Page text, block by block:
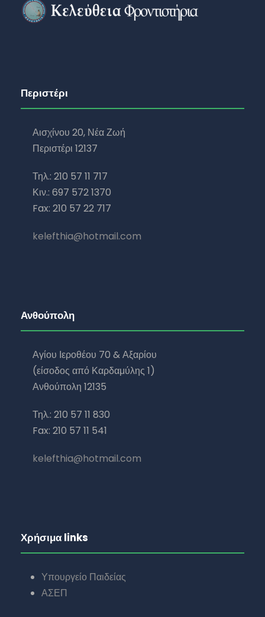
Περιστέρι
Αισχίνου 20, Νέα Ζωή
Περιστέρι 12137
Τηλ.: 210 57 11 717
Κιν.: 697 572 1370
Fax: 210 57 22 717
kelefthia@hotmail.com
Ανθούπολη
Αγίου Ιεροθέου 70 & Αξαρίου
(είσοδος από Καρδαμύλης 1)
Ανθούπολη 12135
Τηλ.: 210 57 11 830
Fax: 210 57 11 541
kelefthia@hotmail.com
Χρήσιμα links
Υπουργείο Παιδείας
ΑΣΕΠ